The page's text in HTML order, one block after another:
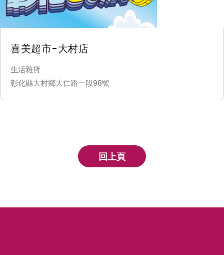
喜美超市-大村店
生活雜貨
彰化縣大村鄉大仁路一段98號
回上頁